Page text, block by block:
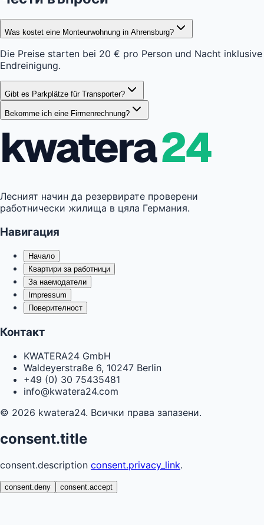
Was kostet eine Monteurwohnung in Ahrensburg?
Die Preise starten bei 20 € pro Person und Nacht inklusive
Endreinigung.
Gibt es Parkplätze für Transporter?
Bekomme ich eine Firmenrechnung?
kwatera24
Лесният начин да резервирате проверени
работнически жилища в цяла Германия.
Навигация
Начало
Квартири за работници
За наемодатели
Impressum
Поверителност
Контакт
KWATERA24 GmbH
Waldeyerstraße 6, 10247 Berlin
+49 (0) 30 75435481
info@kwatera24.com
© 2026 kwatera24. Всички права запазени.
consent.title
consent.description consent.privacy_link.
consent.deny consent.accept